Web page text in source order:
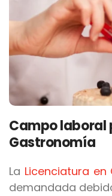
Campo laboral
Gastronomía
La Licenciatura
demandada